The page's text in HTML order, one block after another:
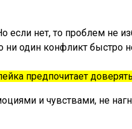
если нет, то проблем не
один конфликт быстро
предпочитает
и чувствами, не